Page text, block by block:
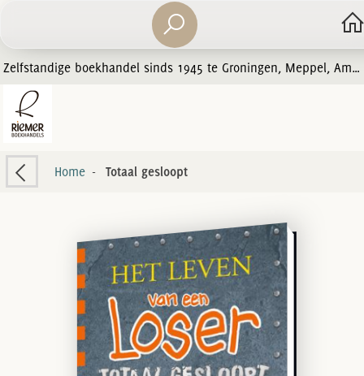
Zelfstandige boekhandel sinds 1945 te Groningen, Meppel, Amersfoort en Zwolle
Home- Totaal gesloopt